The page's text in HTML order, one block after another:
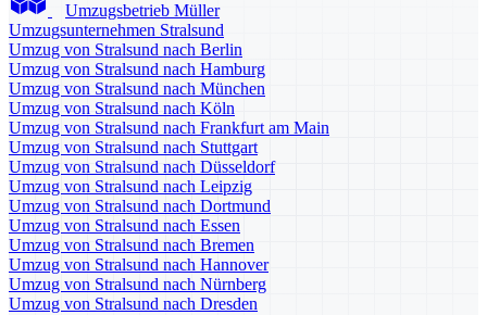
Umzugsbetrieb Müller
Umzugsunternehmen Stralsund
Umzug von Stralsund nach Berlin
Umzug von Stralsund nach Hamburg
Umzug von Stralsund nach München
Umzug von Stralsund nach Köln
Umzug von Stralsund nach Frankfurt am Main
Umzug von Stralsund nach Stuttgart
Umzug von Stralsund nach Düsseldorf
Umzug von Stralsund nach Leipzig
Umzug von Stralsund nach Dortmund
Umzug von Stralsund nach Essen
Umzug von Stralsund nach Bremen
Umzug von Stralsund nach Hannover
Umzug von Stralsund nach Nürnberg
Umzug von Stralsund nach Dresden